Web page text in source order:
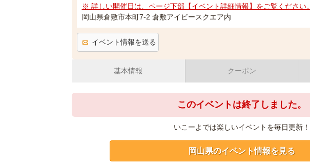
※ 詳しい開催日は、ページ下部【イベント詳細情報】をご覧ください。
岡山県倉敷市本町7-2 倉敷アイビースクエア内
イベント情報を送る
基本情報 クーポン
このイベントは終了しました。
いこーよでは楽しいイベントを毎日更新！
岡山県のイベント情報を見る